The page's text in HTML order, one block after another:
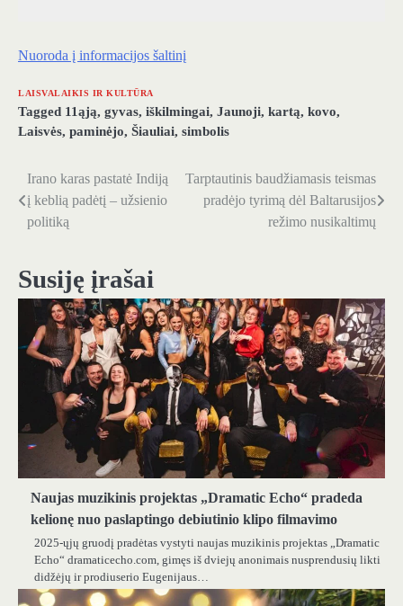
Nuoroda į informacijos šaltinį
LAISVALAIKIS IR KULTŪRA
Tagged 11ąją, gyvas, iškilmingai, Jaunoji, kartą, kovo,
Laisvės, paminėjo, Šiauliai, simbolis
Navigacija
tarp
Irano karas pastatė Indiją
į keblią padėtį – užsienio
politiką
Tarptautinis baudžiamasis teismas
pradėjo tyrimą dėl Baltarusijos
režimo nusikaltimų
Susiję įrašai
Naujas muzikinis projektas „Dramatic Echo“ pradeda
kelionę nuo paslaptingo debiutinio klipo filmavimo
2025-ųjų gruodį pradėtas vystyti naujas muzikinis projektas „Dramatic
Echo“ dramaticecho.com, gimęs iš dviejų anonimais nusprendusių likti
didžėjų ir prodiuserio Eugenijaus…